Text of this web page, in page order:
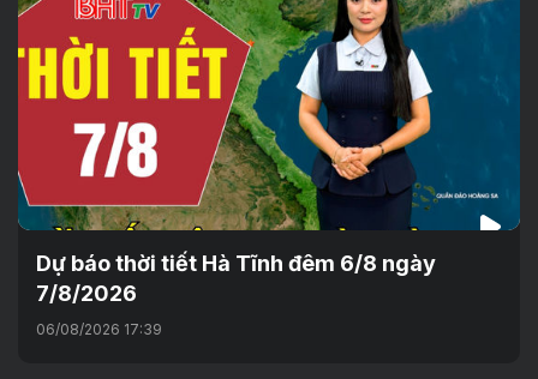
Dự báo thời tiết Hà Tĩnh đêm 6/8 ngày
7/8/2026
06/08/2026 17:39